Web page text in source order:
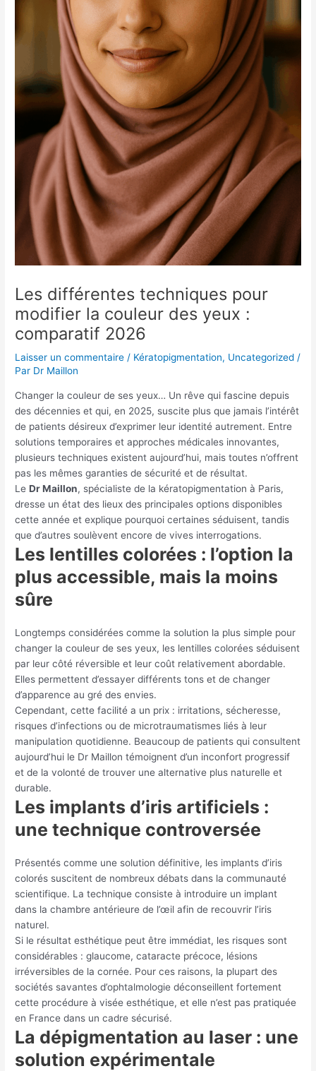
Les différentes techniques pour
modifier la couleur des yeux :
comparatif 2026
Laisser un commentaire / Kératopigmentation, Uncategorized /
Par Dr Maillon
Changer la couleur de ses yeux… Un rêve qui fascine depuis
des décennies et qui, en 2025, suscite plus que jamais l’intérêt
de patients désireux d’exprimer leur identité autrement. Entre
solutions temporaires et approches médicales innovantes,
plusieurs techniques existent aujourd’hui, mais toutes n’offrent
pas les mêmes garanties de sécurité et de résultat.
LeDr Maillon, spécialiste de la kératopigmentation à Paris,
dresse un état des lieux des principales options disponibles
cette année et explique pourquoi certaines séduisent, tandis
que d’autres soulèvent encore de vives interrogations.
Les lentilles colorées : l’option la
plus accessible, mais la moins
sûre
Longtemps considérées comme la solution la plus simple pour
changer la couleur de ses yeux, les lentilles colorées séduisent
par leur côté réversible et leur coût relativement abordable.
Elles permettent d’essayer différents tons et de changer
d’apparence au gré des envies.
Cependant, cette facilité a un prix : irritations, sécheresse,
risques d’infections ou de microtraumatismes liés à leur
manipulation quotidienne. Beaucoup de patients qui consultent
aujourd’hui le Dr Maillon témoignent d’un inconfort progressif
et de la volonté de trouver une alternative plus naturelle et
durable.
Les implants d’iris artificiels :
une technique controversée
Présentés comme une solution définitive, les implants d’iris
colorés suscitent de nombreux débats dans la communauté
scientifique. La technique consiste à introduire un implant
dans la chambre antérieure de l’œil afin de recouvrir l’iris
naturel.
Si le résultat esthétique peut être immédiat, les risques sont
considérables : glaucome, cataracte précoce, lésions
irréversibles de la cornée. Pour ces raisons, la plupart des
sociétés savantes d’ophtalmologie déconseillent fortement
cette procédure à visée esthétique, et elle n’est pas pratiquée
en France dans un cadre sécurisé.
La dépigmentation au laser : une
solution expérimentale